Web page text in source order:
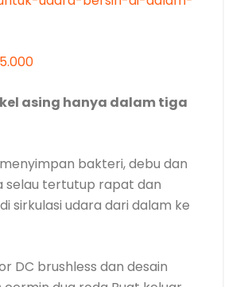
asing hanya dalam tiga
bakteri, debu dan
selau tertutup rapat dan
sirkulasi udara dari dalam ke
DC brushless dan desain